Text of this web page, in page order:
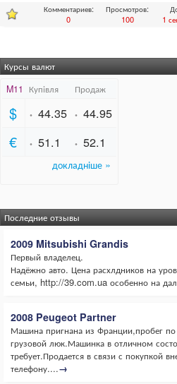
Комментариев:
0
Просмотров:
100
1
Курсы валют
Последние отзывы
2009 Mitsubishi Grandis
Первый владелец.
Надёжно авто. Цена расхлдников на
семьи, http://39.com.ua особенно на
2008 Peugeot Partner
Машина пригнана из Франции,пробег
грузовой люк.Машинка в отличном
требует.Продается в связи с покупкой
телефону....→